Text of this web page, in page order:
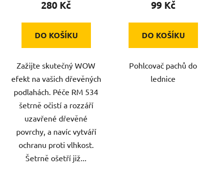
280 Kč
DO KOŠÍKU
Zažijte skutečný WOW
efekt na vašich dřevěných
podlahách. Péče RM 534
šetrně očistí a rozzáří
uzavřené dřevěné
povrchy, a navíc vytváří
ochranu proti vlhkost.
Šetrně ošetří již...
99 Kč
DO KOŠÍKU
Pohlcovač pachů do
lednice